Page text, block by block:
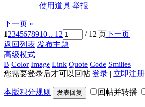
使用道具 举报
下一页 »
12345678910... 12 / 12 页下一页
返回列表 发布主题
高级模式
B Color Image Link Quote Code Smilies
您需要登录后才可以回帖 登录 | 立即注册
本版积分规则 发表回复 回帖并转播